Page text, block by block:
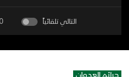
التالي تلقائياً 0